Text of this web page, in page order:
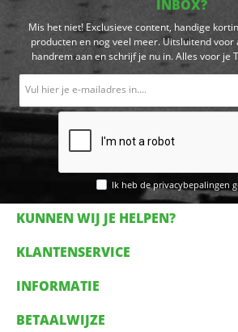
INBOX?
Mis het niet! Exclusieve content, handige
producten en nog veel meer. Uitsluitend voor
handrem aan en schrijf je nu in. Alles voor je
Ik heb deprivacybepalingen
KUNNEN WIJ JE HELPEN?
KLANTENSERVICE
INFORMATIE
BETAALWIJZE